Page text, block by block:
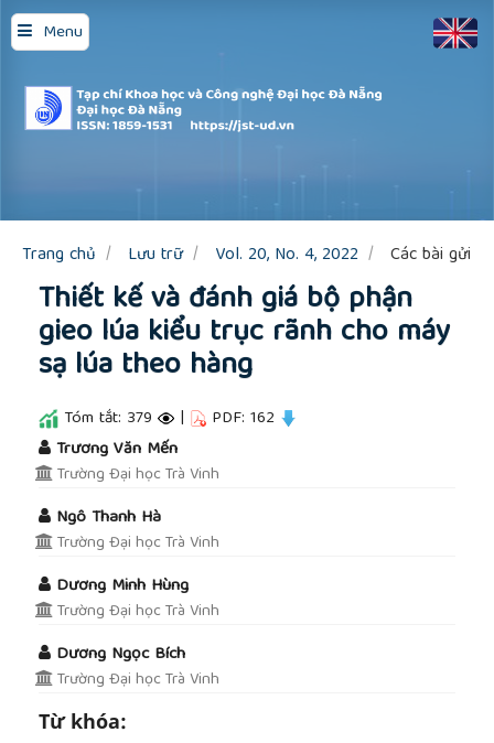
Menu
Quick
jump
to
page
content
Main
Sidebar
Trang chủ Lưu trữ Vol. 20, No. 4, 2022 Các bài gửi
Thiết kế và đánh giá bộ phận
gieo lúa kiểu trục rãnh cho máy
sạ lúa theo hàng
Tóm tắt: 379 | PDF: 162
Trương Văn Mến
Trường Đại học Trà Vinh
Ngô Thanh Hà
Trường Đại học Trà Vinh
Dương Minh Hùng
Trường Đại học Trà Vinh
Dương Ngọc Bích
Trường Đại học Trà Vinh
Từ khóa: